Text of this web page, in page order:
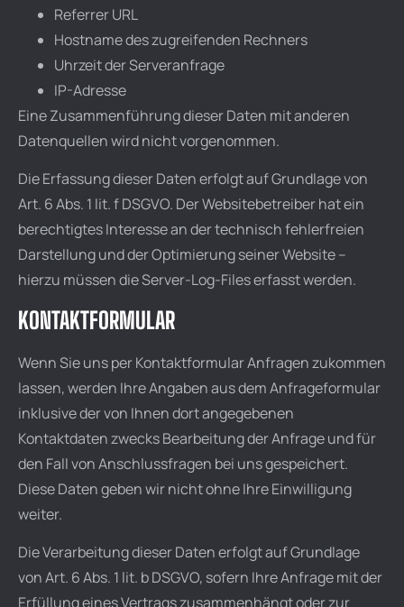
Referrer URL
Hostname des zugreifenden Rechners
Uhrzeit der Serveranfrage
IP-Adresse
Eine Zusammenführung dieser Daten mit anderen
Datenquellen wird nicht vorgenommen.
Die Erfassung dieser Daten erfolgt auf Grundlage von
Art. 6 Abs. 1 lit. f DSGVO. Der Websitebetreiber hat ein
berechtigtes Interesse an der technisch fehlerfreien
Darstellung und der Optimierung seiner Website –
hierzu müssen die Server-Log-Files erfasst werden.
KONTAKTFORMULAR
Wenn Sie uns per Kontaktformular Anfragen zukommen
lassen, werden Ihre Angaben aus dem Anfrageformular
inklusive der von Ihnen dort angegebenen
Kontaktdaten zwecks Bearbeitung der Anfrage und für
den Fall von Anschlussfragen bei uns gespeichert.
Diese Daten geben wir nicht ohne Ihre Einwilligung
weiter.
Die Verarbeitung dieser Daten erfolgt auf Grundlage
von Art. 6 Abs. 1 lit. b DSGVO, sofern Ihre Anfrage mit der
Erfüllung eines Vertrags zusammenhängt oder zur